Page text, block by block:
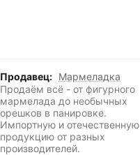
Продавец: Мармеладка
Продаём всё - от фигурного
мармелада до необычных
орешков в панировке.
Импортную и отечественную
продукцию от разных
производителей.